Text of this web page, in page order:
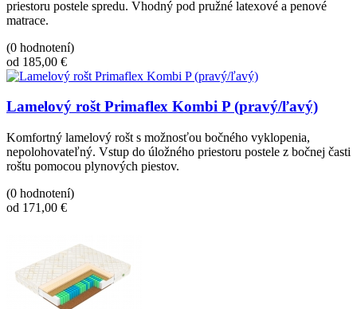
priestoru postele spredu. Vhodný pod pružné latexové a penové
matrace.
(0 hodnotení)
od 185,00 €
Lamelový rošt Primaflex Kombi P (pravý/ľavý)
Komfortný lamelový rošt s možnosťou bočného vyklopenia,
nepolohovateľný. Vstup do úložného priestoru postele z bočnej časti
roštu pomocou plynových piestov.
(0 hodnotení)
od 171,00 €